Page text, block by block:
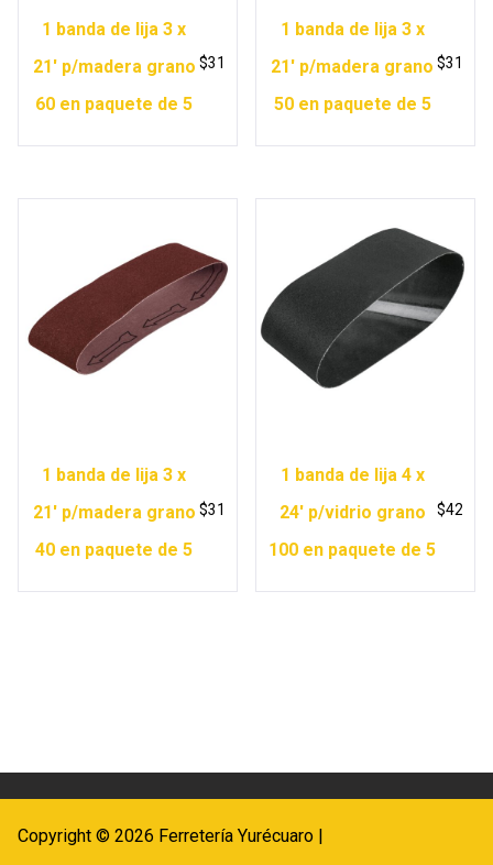
1 banda de lija 3 x
21′ p/madera grano
60 en paquete de 5
$31
1 banda de lija 3 x
21′ p/madera grano
50 en paquete de 5
$31
1 banda de lija 3 x
21′ p/madera grano
40 en paquete de 5
$31
1 banda de lija 4 x
24′ p/vidrio grano
100 en paquete de 5
$42
Copyright © 2026 Ferretería Yurécuaro |